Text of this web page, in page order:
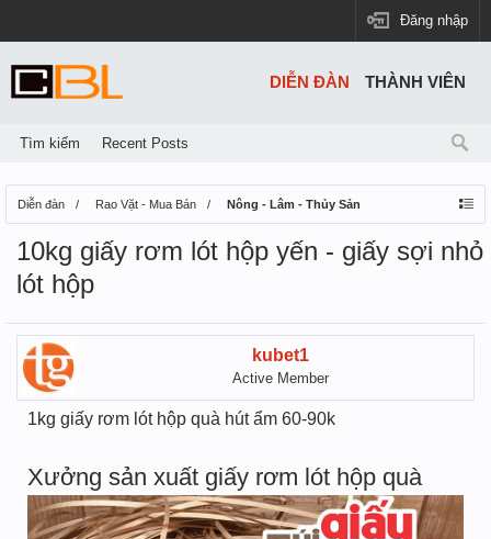
Đăng nhập
Diễn đàn Rao Vặt - Mua Bán Nông - Lâm - Thủy Sản
10kg giấy rơm lót hộp yến - giấy sợi nhỏ
lót hộp
kubet1
Active Member
1kg giấy rơm lót hộp quà hút ẩm 60-90k
Xưởng sản xuất giấy rơm lót hộp quà
DIỄN ĐÀN
Tìm kiếm Recent Posts
THÀNH VIÊN